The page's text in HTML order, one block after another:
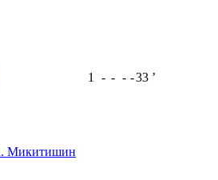
Микитишин
1 - - - -33 ʼ